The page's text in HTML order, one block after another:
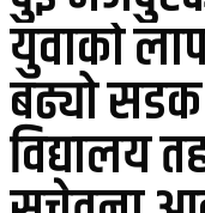
युवाको
बढ्यो सडक
विद्यालय